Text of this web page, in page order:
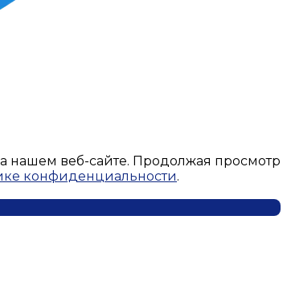
нашем веб-сайте. Продолжая просмотр
конфиденциальности.